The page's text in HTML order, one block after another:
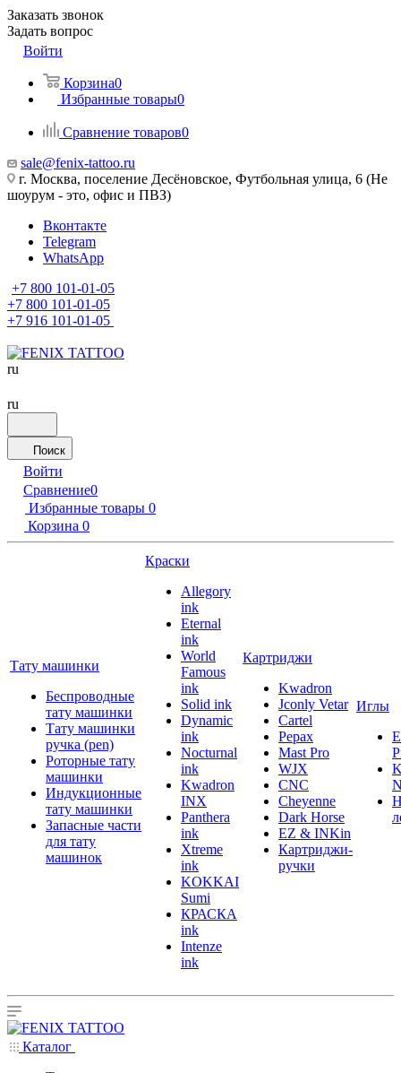
Заказать звонок
Задать вопрос
Войти
Корзина0
Избранные товары0
Сравнение товаров0
sale@fenix-tattoo.ru
г. Москва, поселение Десёновское, Футбольная улица, 6 (Не
шоурум - это, офис и ПВЗ)
Вконтакте
Telegram
WhatsApp
+7 800 101-01-05
+7 800 101-01-05
+7 916 101-01-05
ru
ru
Поиск
Войти
Сравнение0
Избранные товары 0
Корзина 0
Тату машинки
Беспроводные
тату машинки
Тату машинки
ручка (pen)
Роторные тату
машинки
Индукционные
тату машинки
Запасные части
для тату
машинок
Краски
Allegory
ink
Eternal
ink
World
Famous
ink
Solid ink
Dynamic
ink
Nocturnal
ink
Kwadron
INX
Panthera
ink
Xtreme
ink
KOKKAI
Sumi
КРАСКА
ink
Intenze
ink
Картриджи
Kwadron
Jconly Vetar
Cartel
Pepax
Mast Pro
WJX
CNC
Cheyenne
Dark Horse
EZ & INKin
Картриджи-
ручки
Иглы
Каталог